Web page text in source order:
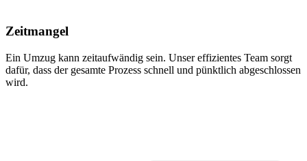
Zeitmangel
Ein Umzug kann zeitaufwändig sein. Unser effizientes Team sorgt
dafür, dass der gesamte Prozess schnell und pünktlich abgeschlossen
wird.